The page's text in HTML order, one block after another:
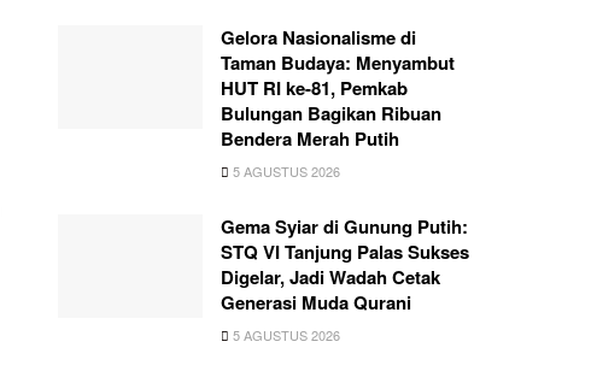
Gelora Nasionalisme di
Taman Budaya: Menyambut
HUT RI ke-81, Pemkab
Bulungan Bagikan Ribuan
Bendera Merah Putih
5 AGUSTUS 2026
Gema Syiar di Gunung Putih:
STQ VI Tanjung Palas Sukses
Digelar, Jadi Wadah Cetak
Generasi Muda Qurani
5 AGUSTUS 2026